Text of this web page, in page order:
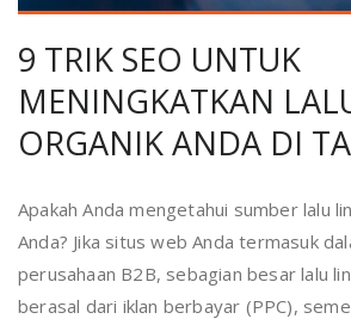
9 TRIK SEO UNTUK
MENINGKATKAN
ORGANIK ANDA DI
Apakah Anda mengetahui sumber lalu
Anda? Jika situs web Anda termasuk
perusahaan B2B, sebagian besar lalu
berasal dari iklan berbayar (PPC),